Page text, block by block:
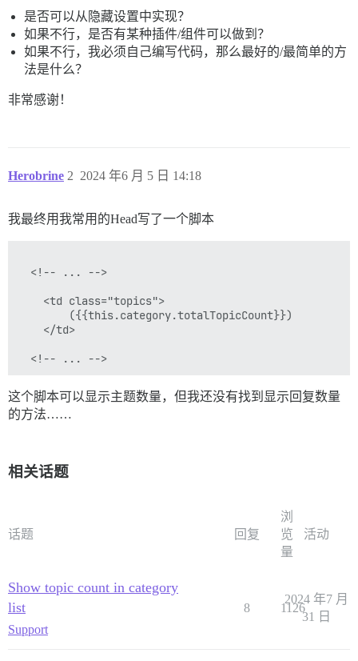
是否可以从隐藏设置中实现？
如果不行，是否有某种插件/组件可以做到？
如果不行，我必须自己编写代码，那么最好的/最简单的方
法是什么？
非常感谢！
Herobrine 2024 年6 月 5 日 14:18
2
我最终用我常用的Head写了一个脚本
  <!-- ... -->
    <td class="topics">
        ({{this.category.totalTopicCount}})
    </td>
这个脚本可以显示主题数量，但我还没有找到显示回复数量
的方法……
相关话题
话题 回复
浏
览
量
活动
Show topic count in category
list
Support
8 1126
2024 年7 月
31 日